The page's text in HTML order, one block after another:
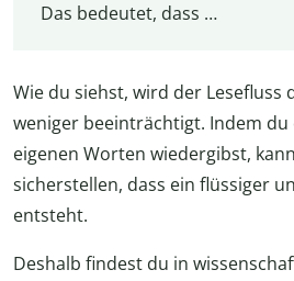
Das bedeutet, dass …
Wie du siehst, wird der Lesefluss
weniger beeinträchtigt. Indem
eigenen Worten wiedergibst,
sicherstellen, dass ein flüssiger
entsteht.
Deshalb findest du in